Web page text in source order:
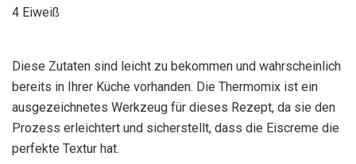
4 Eiweiß
Diese Zutaten sind leicht zu bekommen und wahrscheinlich
bereits in Ihrer Küche vorhanden. Die Thermomix ist ein
ausgezeichnetes Werkzeug für dieses Rezept, da sie den
Prozess erleichtert und sicherstellt, dass die Eiscreme die
perfekte Textur hat.